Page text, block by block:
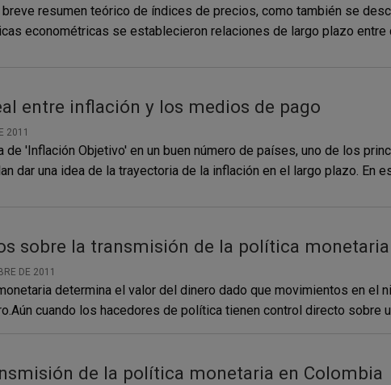
breve resumen teórico de índices de precios, como también se
econométricas se establecieron relaciones de largo plazo
entre inflación y los medios de pago
2011
de 'Inflación Objetivo' en un buen número de países, uno de los
dar una idea de la trayectoria de la inflación en el largo plazo. En
sobre la transmisión de la política
DE 2011
determina el valor del dinero dado que movimientos en el
cuando los hacedores de política tienen control directo sobre
de la política monetaria en Colombia